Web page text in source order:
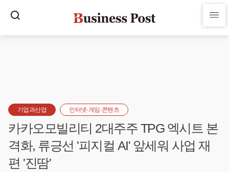
기업과산업 인터넷·게임·콘텐츠
카카오모빌리티 2대주주 TPG 엑시트 본
격화, 류긍선 '피지컬 AI' 앞세워 사업 재
편 '진땀'